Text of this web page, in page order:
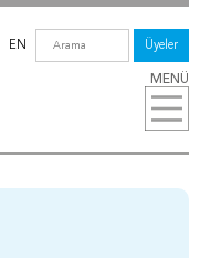
MENÜ
EN Üyeler